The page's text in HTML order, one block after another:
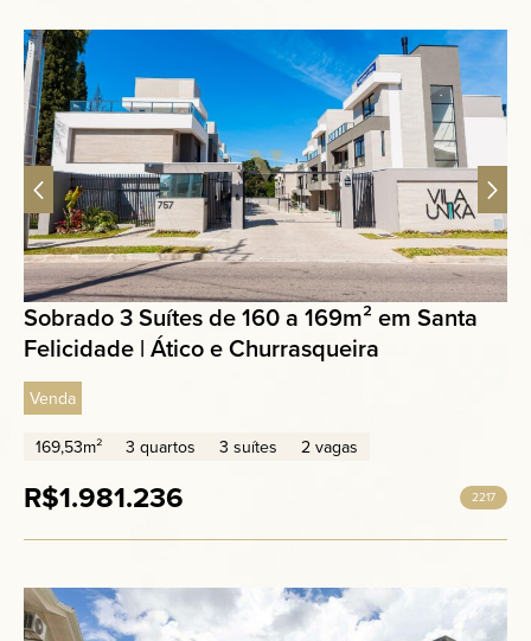
Sobrado 3 Suítes de 160 a 169m² em Santa
Felicidade | Ático e Churrasqueira
Venda
169,53m² 3 quartos 3 suítes 2 vagas
R$1.981.236 2217